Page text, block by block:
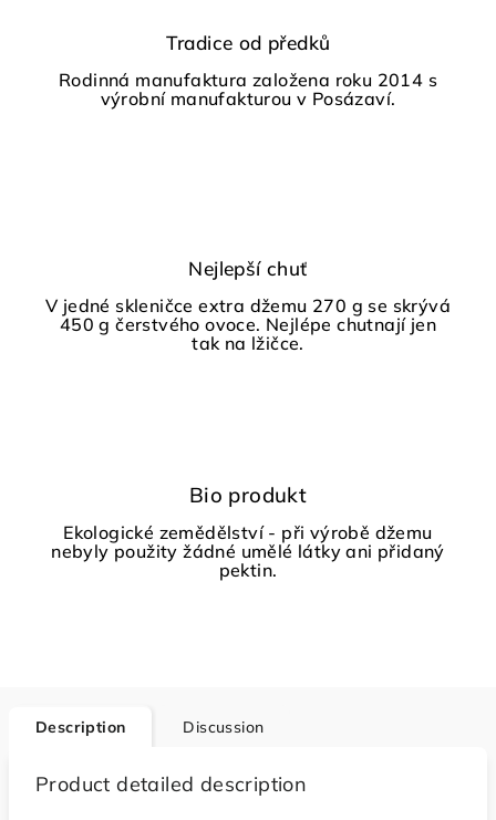
Tradice od předků
Rodinná manufaktura založena roku 2014 s
výrobní manufakturou v Posázaví.
Nejlepší chuť
V jedné skleničce extra džemu 270 g se skrývá
450 g čerstvého ovoce. Nejlépe chutnají jen
tak na lžičce.
Bio produkt
Ekologické zemědělství - při výrobě džemu
nebyly použity žádné umělé látky ani přidaný
pektin.
Description Discussion
Product detailed description